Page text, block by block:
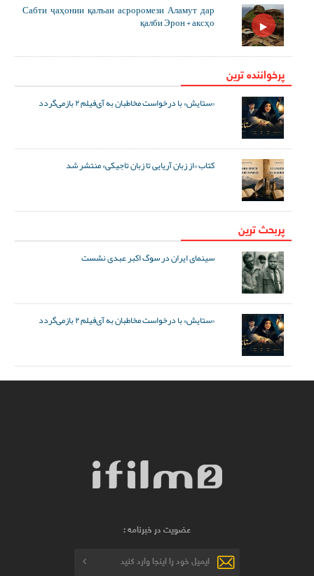
Сабти ҷаҳонии қалъаи асроромези Аламут дар
қалби Эрон + аксҳо
پرخواننده ترین
«ستایش» با درخواست مخاطبان به آی‌فیلم ۲ بازمی‌گردد
کتاب «از زبان آریایی تا زبان تاجیکی» منتشر شد
پربحث ترین
سینمای ایران در سوگ اکبر عبدی نشست
«ستایش» با درخواست مخاطبان به آی‌فیلم ۲ بازمی‌گردد
عضویت در خبرنامه :